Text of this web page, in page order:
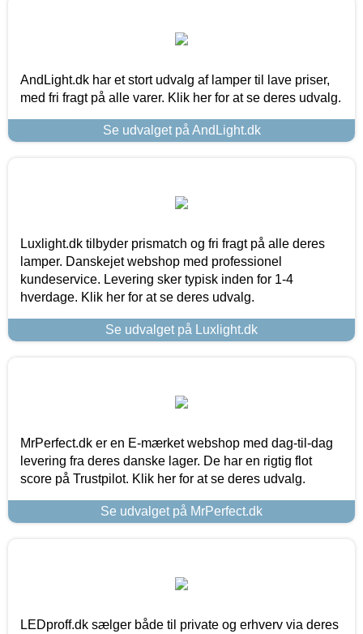
AndLight.dk har et stort udvalg af lamper til lave priser,
med fri fragt på alle varer. Klik her for at se deres udvalg.
Se udvalget på AndLight.dk
Luxlight.dk tilbyder prismatch og fri fragt på alle deres
lamper. Danskejet webshop med professionel
kundeservice. Levering sker typisk inden for 1-4
hverdage. Klik her for at se deres udvalg.
Se udvalget på Luxlight.dk
MrPerfect.dk er en E-mærket webshop med dag-til-dag
levering fra deres danske lager. De har en rigtig flot
score på Trustpilot. Klik her for at se deres udvalg.
Se udvalget på MrPerfect.dk
LEDproff.dk sælger både til private og erhverv via deres